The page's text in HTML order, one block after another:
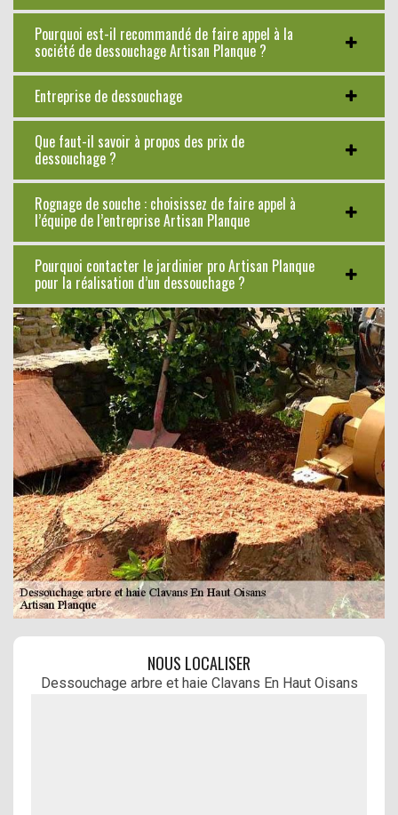
Pourquoi est-il recommandé de faire appel à la
société de dessouchage Artisan Planque ?
Entreprise de dessouchage
Que faut-il savoir à propos des prix de
dessouchage ?
Rognage de souche : choisissez de faire appel à
l’équipe de l’entreprise Artisan Planque
Pourquoi contacter le jardinier pro Artisan Planque
pour la réalisation d’un dessouchage ?
NOUS LOCALISER
Dessouchage arbre et haie Clavans En Haut Oisans